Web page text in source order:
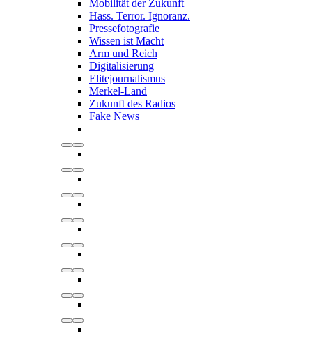
Mobilität der Zukunft
Hass. Terror. Ignoranz.
Pressefotografie
Wissen ist Macht
Arm und Reich
Digitalisierung
Elitejournalismus
Merkel-Land
Zukunft des Radios
Fake News